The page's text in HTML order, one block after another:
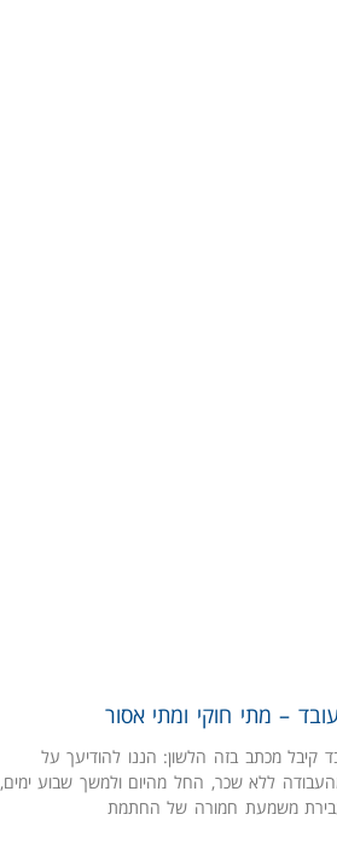
– מתי חוקי ומתי אסור
קיבל מכתב בזה הלשון: הננו להודיעך על
ללא שכר, החל מהיום ולמשך שבוע ימים,
עבירת משמעת חמורה של החתמת